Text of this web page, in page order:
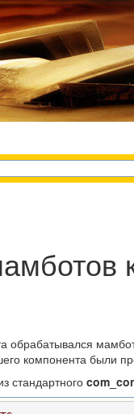
обрабатывался
компонента были
стандартного